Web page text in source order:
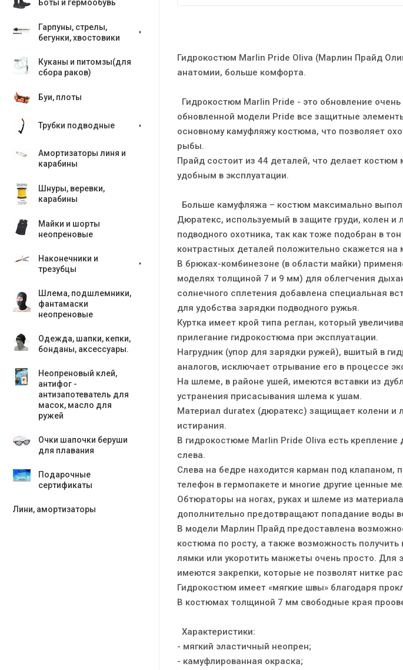
Боты и гермообувь
Гарпуны, стрелы,
бегунки, хвостовики
Куканы и питомзы(для
сбора раков)
Буи, плоты
Трубки подводные
Амортизаторы линя и
карабины
Шнуры, веревки,
карабины
Майки и шорты
неопреновые
Наконечники и
трезубцы
Шлема, подшлемники,
фантамаски
неопреновые
Одежда, шапки, кепки,
бонданы, аксесcуары.
Неопреновый клей,
антифог -
антизапотеватель для
масок, масло для
ружей
Очки шапочки беруши
для плавания
Подарочные
сертификаты
Лини, амортизаторы
Гидрокостюм Marlin Pride Oliva (Марлин Прайд
анатомии, больше комфорта.
Гидрокостюм Marlin Pride - это обновление
обновленной модели Pride все защитные
основному камуфляжу костюма, что позволяет
рыбы.
Прайд состоит из 44 деталей, что делает
удобным в эксплуатации.
Больше камуфляжа – костюм максимально
Дюратекс, используемый в защите груди, колен и
подводного охотника, так как тоже подобран в
контрастных деталей положительно скажется на
В брюках-комбинезоне (в области майки)
моделях толщиной 7 и 9 мм) для облегчения
солнечного сплетения добавлена специальная
для удобства зарядки подводного ружья.
Куртка имеет крой типа реглан, который
прилегание гидрокостюма при эксплуатации.
Нагрудник (упор для зарядки ружей), вшитый в
аналогов, исключает отрывание его в процессе
На шлеме, в районе ушей, имеются вставки из
устранения присасывания шлема к ушам.
Материал duratex (дюратекс) защищает колени и
истирания.
В гидрокостюме Marlin Pride Oliva есть
слева.
Слева на бедре находится карман под клапаном,
телефон в гермопакете и многие другие ценные
Обтюраторы на ногах, руках и шлеме из
дополнительно предотвращают попадание воды
В модели Марлин Прайд предоставлена
костюма по росту, а также возможность
лямки или укоротить манжеты очень просто. Для
имеются закрепки, которые не позволят нитке
Гидрокостюм имеет «мягкие швы» благодаря
В костюмах толщиной 7 мм свободные края
Характеристики:
- мягкий эластичный неопрен;
- камуфлированная окраска;